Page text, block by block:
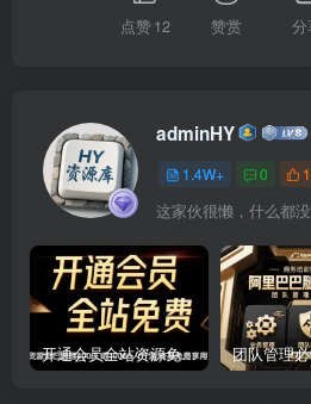
点赞12 赞赏 分
adminHY
1.4W+ 0
这家伙很懒，什么都
开通会员全站资源免费下载 开通VIP会员 HY资源库